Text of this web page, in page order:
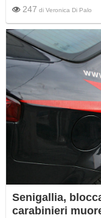
247 di Veronica Di Palo
Senigallia,
carabinieri